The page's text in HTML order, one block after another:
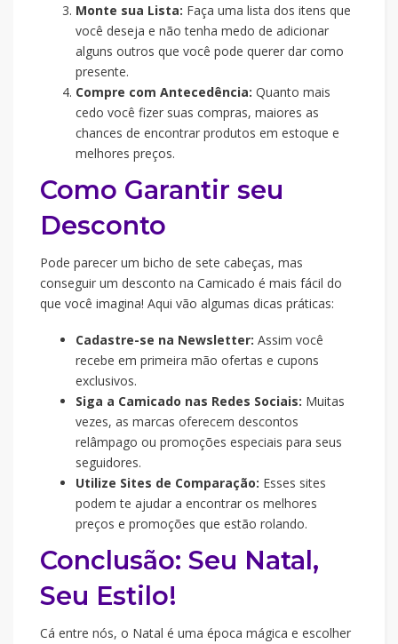
Monte sua Lista: Faça uma lista dos itens que
você deseja e não tenha medo de adicionar
alguns outros que você pode querer dar como
presente.
Compre com Antecedência: Quanto mais
cedo você fizer suas compras, maiores as
chances de encontrar produtos em estoque e
melhores preços.
Como Garantir seu
Desconto
Pode parecer um bicho de sete cabeças, mas
conseguir um desconto na Camicado é mais fácil do
que você imagina! Aqui vão algumas dicas práticas:
Cadastre-se na Newsletter: Assim você
recebe em primeira mão ofertas e cupons
exclusivos.
Siga a Camicado nas Redes Sociais: Muitas
vezes, as marcas oferecem descontos
relâmpago ou promoções especiais para seus
seguidores.
Utilize Sites de Comparação: Esses sites
podem te ajudar a encontrar os melhores
preços e promoções que estão rolando.
Conclusão: Seu Natal,
Seu Estilo!
Cá entre nós, o Natal é uma época mágica e escolher